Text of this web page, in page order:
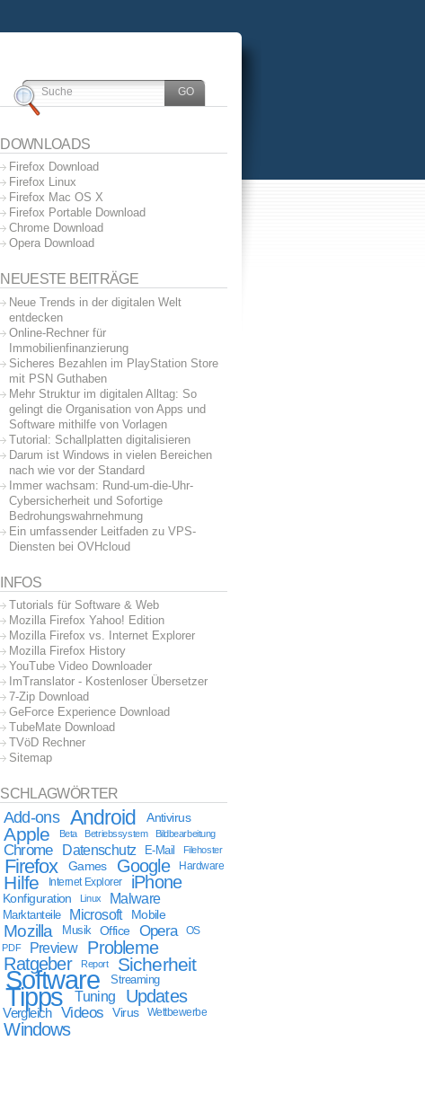
DOWNLOADS
Firefox Download
Firefox Linux
Firefox Mac OS X
Firefox Portable Download
Chrome Download
Opera Download
NEUESTE BEITRÄGE
Neue Trends in der digitalen Welt
entdecken
Online-Rechner für
Immobilienfinanzierung
Sicheres Bezahlen im PlayStation Store
mit PSN Guthaben
Mehr Struktur im digitalen Alltag: So
gelingt die Organisation von Apps und
Software mithilfe von Vorlagen
Tutorial: Schallplatten digitalisieren
Darum ist Windows in vielen Bereichen
nach wie vor der Standard
Immer wachsam: Rund-um-die-Uhr-
Cybersicherheit und Sofortige
Bedrohungswahrnehmung
Ein umfassender Leitfaden zu VPS-
Diensten bei OVHcloud
INFOS
Tutorials für Software & Web
Mozilla Firefox Yahoo! Edition
Mozilla Firefox vs. Internet Explorer
Mozilla Firefox History
YouTube Video Downloader
ImTranslator - Kostenloser Übersetzer
7-Zip Download
GeForce Experience Download
TubeMate Download
TVöD Rechner
Sitemap
SCHLAGWÖRTER
Add-ons Android Antivirus
Apple Beta Betriebssystem Bildbearbeitung
Chrome Datenschutz E-Mail Filehoster
Firefox Games Google Hardware
Hilfe Internet Explorer iPhone
Konfiguration Linux Malware
Marktanteile Microsoft Mobile
Mozilla Musik Office Opera
OS
PDF
Preview
Probleme
Ratgeber
Report Sicherheit
Software Streaming
Tipps Tuning Updates
Vergleich Videos Virus Wettbewerbe
Windows